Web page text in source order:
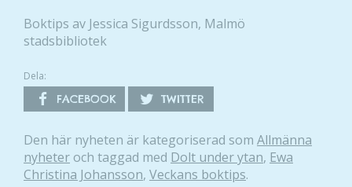
Boktips av Jessica Sigurdsson, Malmö
stadsbibliotek
Dela:
FACEBOOK TWITTER
Den här nyheten är kategoriserad som Allmänna
nyheter och taggad med Dolt under ytan, Ewa
Christina Johansson, Veckans boktips.